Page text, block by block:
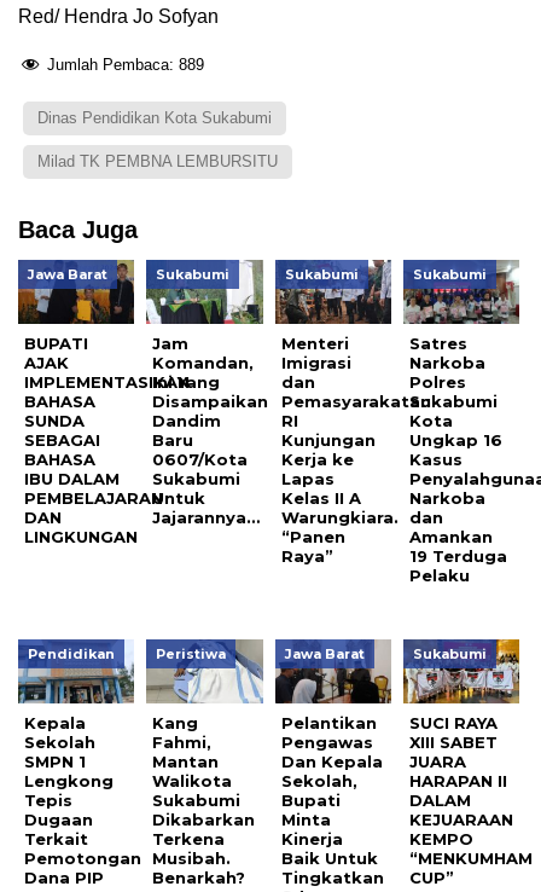
Red/ Hendra Jo Sofyan
Jumlah Pembaca: 889
Dinas Pendidikan Kota Sukabumi
Milad TK PEMBNA LEMBURSITU
Baca Juga
Jawa Barat
BUPATI
AJAK
IMPLEMENTASIKAN
BAHASA
SUNDA
SEBAGAI
BAHASA
IBU DALAM
PEMBELAJARAN
DAN
LINGKUNGAN
Sukabumi
Jam
Komandan,
Ini Yang
Disampaikan
Dandim
Baru
0607/Kota
Sukabumi
Untuk
Jajarannya…
Sukabumi
Menteri
Imigrasi
dan
Pemasyarakatan
RI
Kunjungan
Kerja ke
Lapas
Kelas II A
Warungkiara.
“Panen
Raya”
Sukabumi
Satres
Narkoba
Polres
Sukabumi
Kota
Ungkap 16
Kasus
Narkoba
dan
Amankan
19 Terduga
Pelaku
Pendidikan
Kepala
Sekolah
SMPN 1
Lengkong
Tepis
Dugaan
Terkait
Pemotongan
Dana PIP
Peristiwa
Kang
Fahmi,
Mantan
Walikota
Sukabumi
Dikabarkan
Terkena
Musibah.
Benarkah?
Jawa Barat
Pelantikan
Pengawas
Dan Kepala
Sekolah,
Bupati
Minta
Kinerja
Baik Untuk
Tingkatkan
Sukabumi
SUCI RAYA
XIII SABET
JUARA
HARAPAN II
DALAM
KEJUARAAN
KEMPO
“MENKUMHAM
CUP”